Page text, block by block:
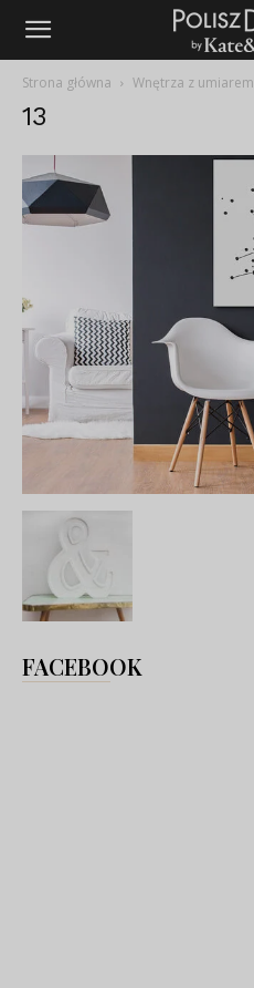
Strona główna Wnętrza z umiarem
13
FACEBOOK